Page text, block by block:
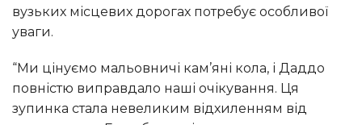
вузьких місцевих дорогах потребує особливої
уваги.
“Ми цінуємо мальовничі кам’яні кола, і Даддо
повністю виправдало наші очікування. Ця
зупинка стала невеликим відхиленням від